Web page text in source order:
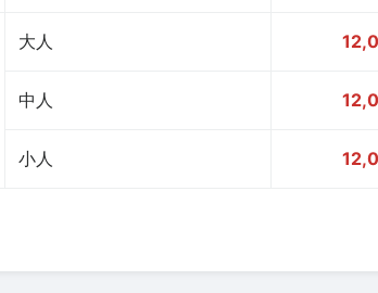
大人
中人
小人